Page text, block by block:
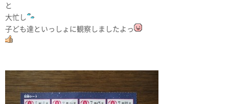
と
大忙し
子ども達といっしょに観察しましたよっ